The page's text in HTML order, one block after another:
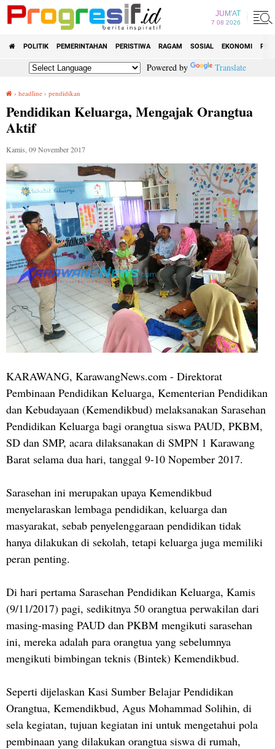
JUM'AT
7 08 2026
POLITIK PEMERINTAHAN PERISTIWA RAGAM SOSIAL EKONOMI
Powered by Translate
› headline › pendidikan
Pendidikan Keluarga, Mengajak Orangtua
Aktif
Kamis, 09 November 2017
KARAWANG, KarawangNews.com - Direktorat
Pembinaan Pendidikan Keluarga, Kementerian Pendidikan
dan Kebudayaan (Kemendikbud) melaksanakan Sarasehan
Pendidikan Keluarga bagi orangtua siswa PAUD, PKBM,
SD dan SMP, acara dilaksanakan di SMPN 1 Karawang
Barat selama dua hari, tanggal 9-10 Nopember 2017.
Sarasehan ini merupakan upaya Kemendikbud
menyelaraskan lembaga pendidikan, keluarga dan
masyarakat, sebab penyelenggaraan pendidikan tidak
hanya dilakukan di sekolah, tetapi keluarga juga memiliki
peran penting.
Di hari pertama Sarasehan Pendidikan Keluarga, Kamis
(9/11/2017) pagi, sedikitnya 50 orangtua perwakilan dari
masing-masing PAUD dan PKBM mengikuti sarasehan
ini, mereka adalah para orangtua yang sebelumnya
mengikuti bimbingan teknis (Bintek) Kemendikbud.
Seperti dijelaskan Kasi Sumber Belajar Pendidikan
Orangtua, Kemendikbud, Agus Mohammad Solihin, di
sela kegiatan, tujuan kegiatan ini untuk mengetahui pola
pembinaan yang dilakukan orangtua siswa di rumah,